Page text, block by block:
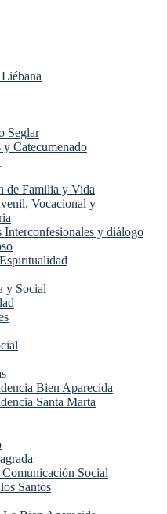
Seglar
y Catecumenado
de Familia y Vida
Vocacional y
Interconfesionales y diálogo
y Social
Bien Aparecida
Santa Marta
Social
Santos